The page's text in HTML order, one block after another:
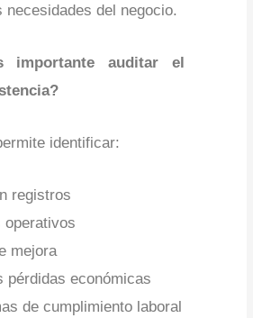
necesidades del negocio.
importante auditar el
identificar:
registros
operativos
mejora
pérdidas económicas
de cumplimiento laboral